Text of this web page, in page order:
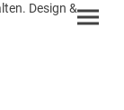
Design &